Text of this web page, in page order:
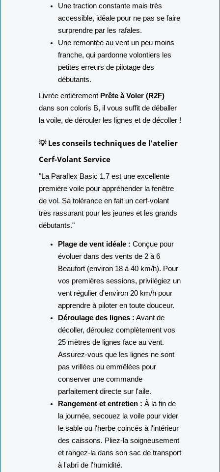
Une traction constante mais très
accessible, idéale pour ne pas se faire
surprendre par les rafales.
Une remontée au vent un peu moins
franche, qui pardonne volontiers les
petites erreurs de pilotage des
débutants.
Livrée entièrement Prête à Voler (R2F)
dans son coloris B, il vous suffit de déballer
la voile, de dérouler les lignes et de décoller !
💡 Les conseils techniques de l'atelier
Cerf-Volant Service
"La Paraflex Basic 1.7 est une excellente
première voile pour appréhender la fenêtre
de vol. Sa tolérance en fait un cerf-volant
très rassurant pour les jeunes et les grands
débutants."
Plage de vent idéale : Conçue pour
évoluer dans des vents de 2 à 6
Beaufort (environ 18 à 40 km/h). Pour
vos premières sessions, privilégiez un
vent régulier d'environ 20 km/h pour
apprendre à piloter en toute douceur.
Déroulage des lignes : Avant de
décoller, déroulez complètement vos
25 mètres de lignes face au vent.
Assurez-vous que les lignes ne sont
pas vrillées ou emmêlées pour
conserver une commande
parfaitement directe sur l'aile.
Rangement et entretien : À la fin de
la journée, secouez la voile pour vider
le sable ou l'herbe coincés à l'intérieur
des caissons. Pliez-la soigneusement
et rangez-la dans son sac de transport
à l'abri de l'humidité.